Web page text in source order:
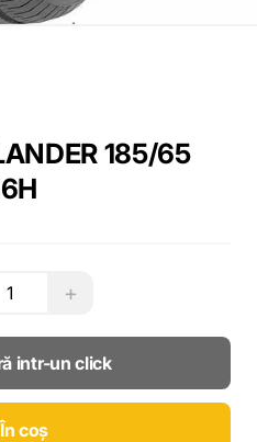
185/65
+
intr-un click
În coș